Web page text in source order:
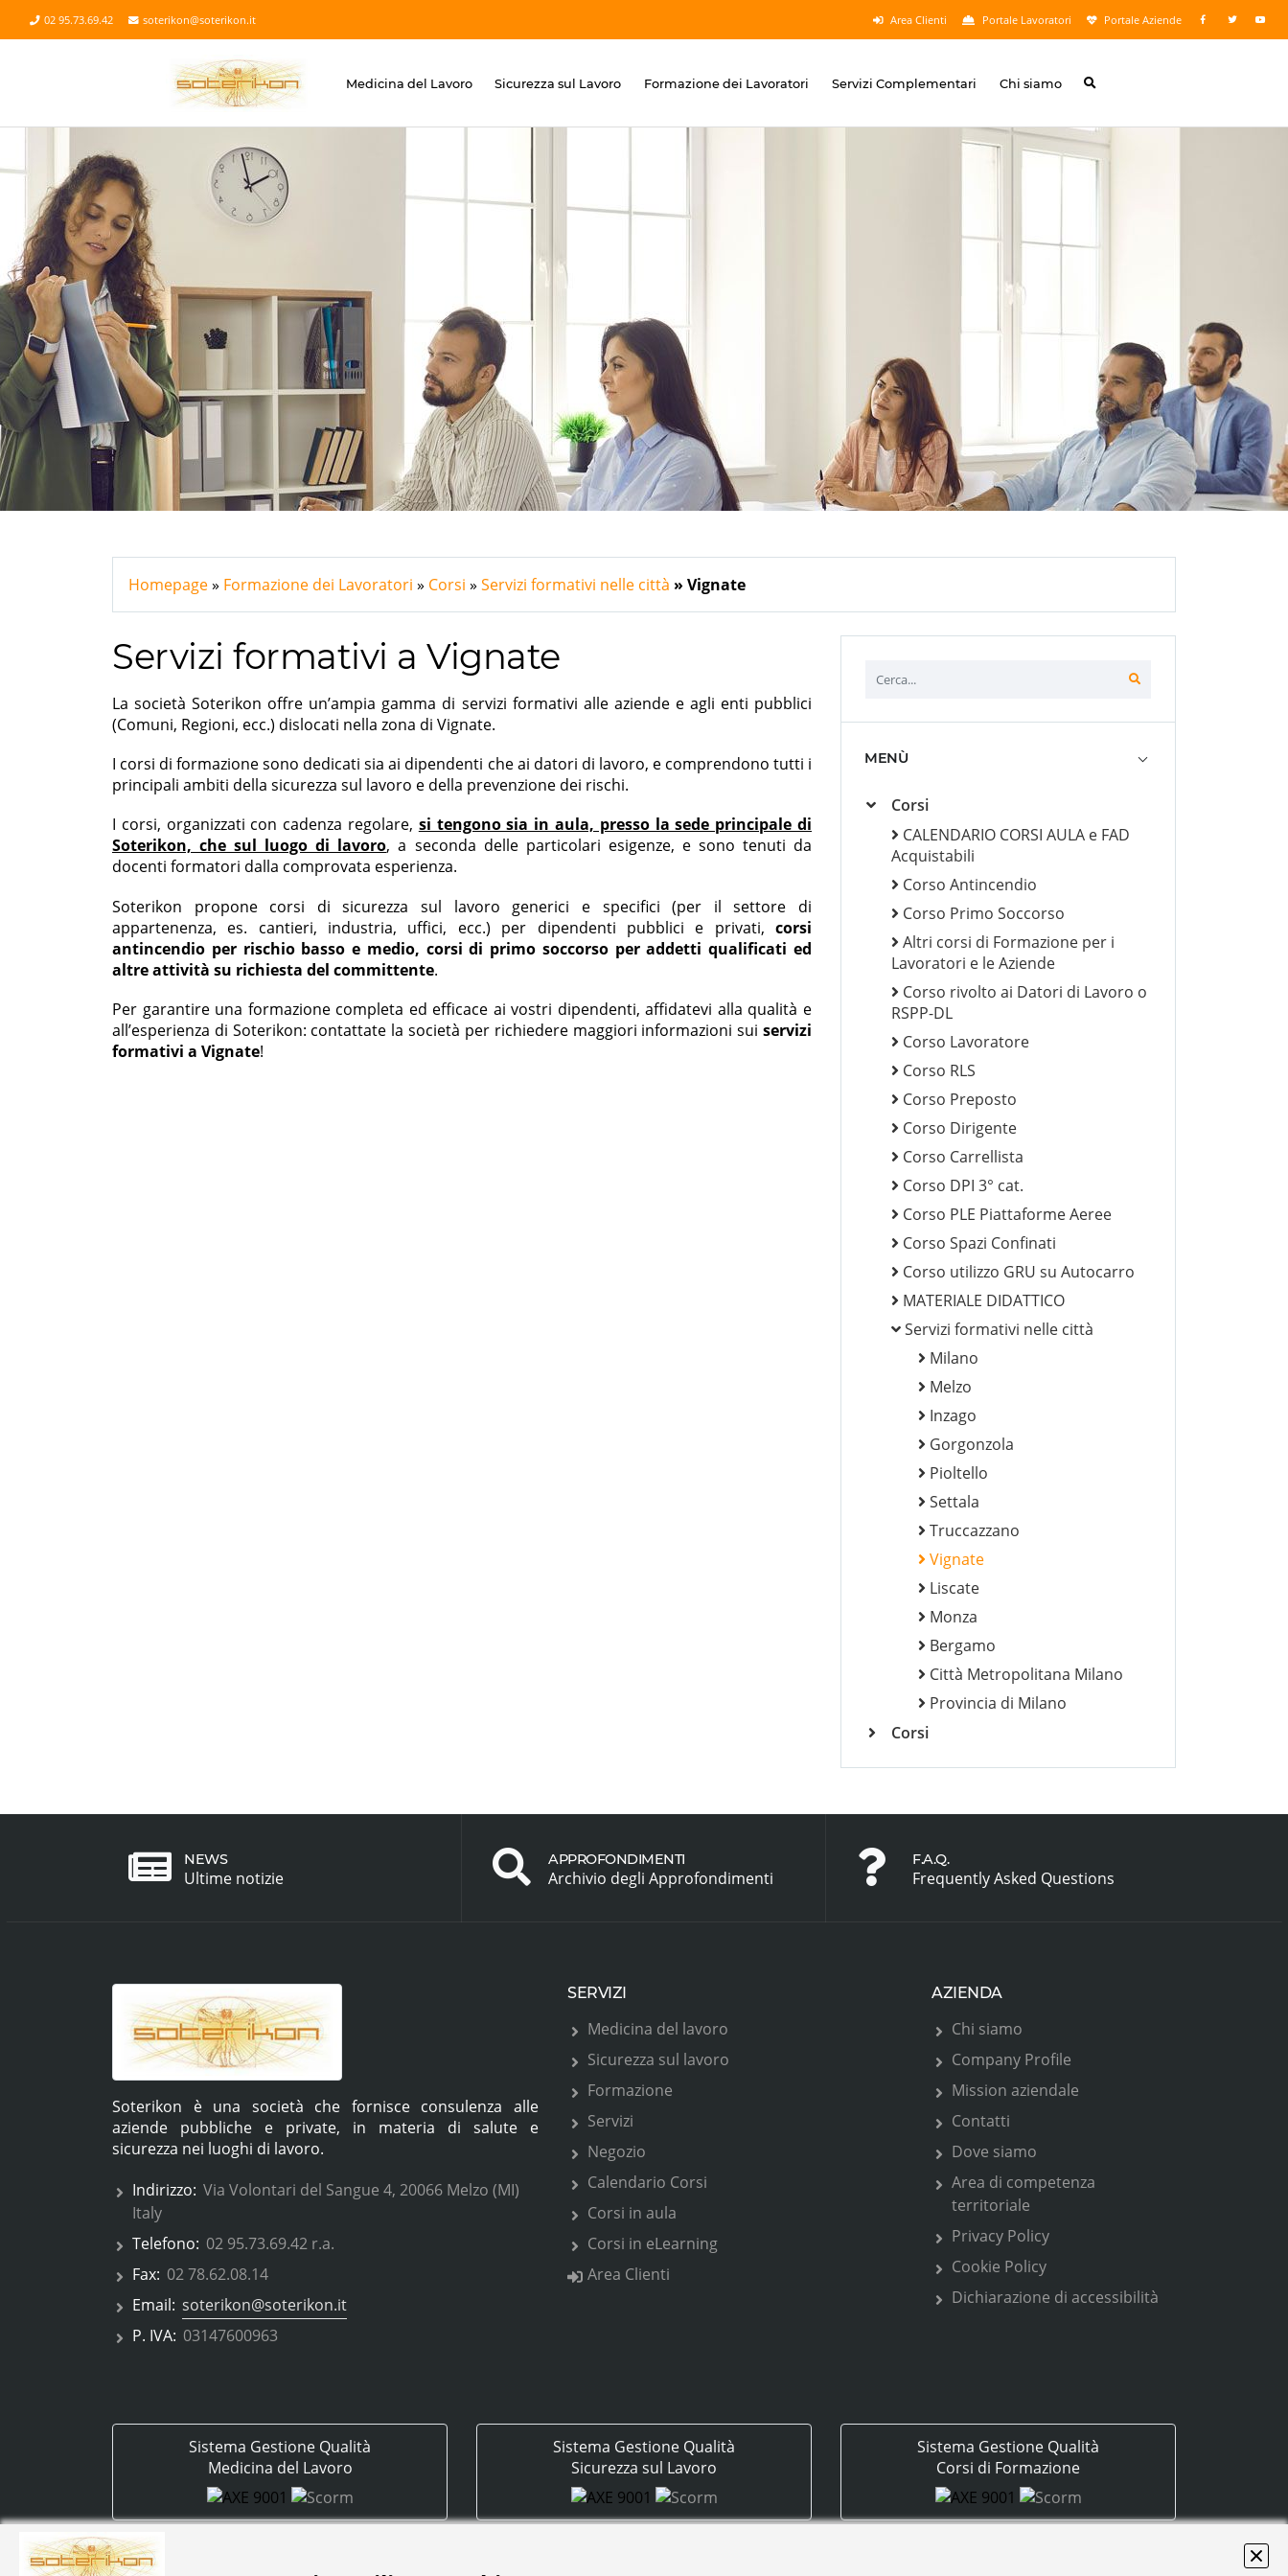
02 95.73.69.42 soterikon@soterikon.it Area Clienti Portale Lavoratori Portale Aziende
Medicina del Lavoro Sicurezza sul Lavoro Formazione dei Lavoratori Servizi Complementari Chi siamo
Homepage Formazione dei Lavoratori Corsi Servizi formativi nelle città Vignate
Servizi formativi a Vignate
La società Soterikon offre un’ampia gamma di servizi formativi alle aziende e agli enti pubblici
(Comuni, Regioni, ecc.) dislocati nella zona di Vignate.
I corsi di formazione sono dedicati sia ai dipendenti che ai datori di lavoro, e comprendono tutti i
principali ambiti della sicurezza sul lavoro e della prevenzione dei rischi.
I corsi, organizzati con cadenza regolare, si tengono sia in aula, presso la sede principale di
Soterikon, che sul luogo di lavoro, a seconda delle particolari esigenze, e sono tenuti da
docenti formatori dalla comprovata esperienza.
Soterikon propone corsi di sicurezza sul lavoro generici e specifici (per il settore di
appartenenza, es. cantieri, industria, uffici, ecc.) per dipendenti pubblici e privati, corsi
antincendio per rischio basso e medio, corsi di primo soccorso per addetti qualificati ed
altre attività su richiesta del committente.
Per garantire una formazione completa ed efficace ai vostri dipendenti, affidatevi alla qualità e
all’esperienza di Soterikon: contattate la società per richiedere maggiori informazioni sui servizi
formativi a Vignate!
MENÙ
Corsi
CALENDARIO CORSI AULA e FAD
Acquistabili
Corso Antincendio
Corso Primo Soccorso
Altri corsi di Formazione per i
Lavoratori e le Aziende
Corso rivolto ai Datori di Lavoro o
RSPP-DL
Corso Lavoratore
Corso RLS
Corso Preposto
Corso Dirigente
Corso Carrellista
Corso DPI 3° cat.
Corso PLE Piattaforme Aeree
Corso Spazi Confinati
Corso utilizzo GRU su Autocarro
MATERIALE DIDATTICO
Servizi formativi nelle città
Milano
Melzo
Inzago
Gorgonzola
Pioltello
Settala
Truccazzano
Vignate
Liscate
Monza
Bergamo
Città Metropolitana Milano
Provincia di Milano
Corsi
NEWS
Ultime notizie
APPROFONDIMENTI
Archivio degli Approfondimenti
F.A.Q.
Frequently Asked Questions
Soterikon è una società che fornisce consulenza alle
aziende pubbliche e private, in materia di salute e
sicurezza nei luoghi di lavoro.
Indirizzo: Via Volontari del Sangue 4, 20066 Melzo (MI)
Italy
Telefono: 02 95.73.69.42 r.a.
Fax: 02 78.62.08.14
Email: soterikon@soterikon.it
P. IVA: 03147600963
SERVIZI
Medicina del lavoro
Sicurezza sul lavoro
Formazione
Servizi
Negozio
Calendario Corsi
Corsi in aula
Corsi in eLearning
Area Clienti
AZIENDA
Chi siamo
Company Profile
Mission aziendale
Contatti
Dove siamo
Area di competenza
territoriale
Privacy Policy
Cookie Policy
Dichiarazione di accessibilità
Sistema Gestione Qualità
Medicina del Lavoro
Sistema Gestione Qualità
Sicurezza sul Lavoro
Sistema Gestione Qualità
Corsi di Formazione